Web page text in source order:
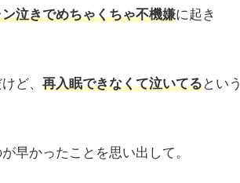
泣きでめちゃくちゃ不機嫌に起き
ど、 再入眠できなくて泣いてるという
早かったことを思い出して。